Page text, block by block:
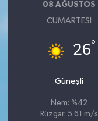
08 AĞUSTOS
CUMARTESI
26°
Güneşli
Nem: %42
Rüzgar: 5.61 m/s